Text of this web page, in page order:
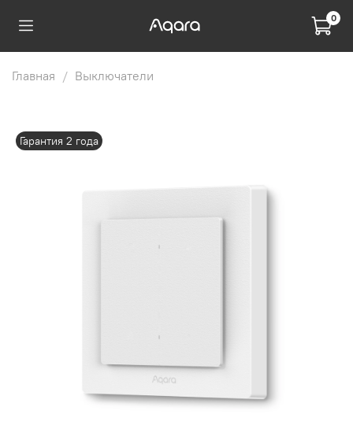
0
Главная Выключатели
Гарантия 2 года